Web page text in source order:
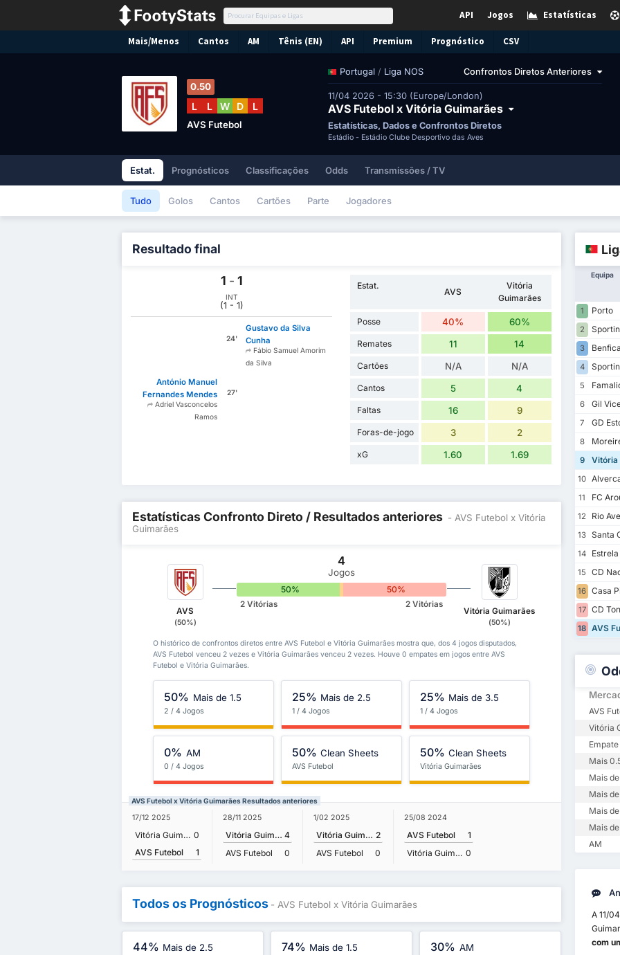
Estatísticas
Jogos
API
Mais/Menos Cantos AM Tênis (EN) API Premium Prognóstico CSV
Portugal / Liga NOS Confrontos Diretos Anteriores
11/04 2026 - 15:30 (Europe/London)
AVS Futebol x Vitória Guimarães
Estatísticas, Dados e Confrontos Diretos
Estádio - Estádio Clube Desportivo das Aves
0.50
L L W D L
AVS Futebol
Estat. Prognósticos Classificações Odds Transmissões / TV
Tudo Golos Cantos Cartões Parte Jogadores
Resultado final
1 - 1
INT
(1 - 1)
24'
Gustavo da Silva
Cunha
Fábio Samuel Amorim
da Silva
António Manuel
Fernandes Mendes
Adriel Vasconcelos
Ramos
27'
Estat.
AVS
Vitória
Guimarães
Posse 40% 60%
Remates 11 14
Cartões N/A N/A
Cantos 5 4
Faltas 16 9
Foras-de-jogo 3 2
xG 1.60 1.69
Estatísticas Confronto Direto / Resultados anteriores - AVS Futebol x Vitória
Guimarães
AVS
(50%)
4
Jogos
50% 50%
2 Vitórias 2 Vitórias
Vitória Guimarães
(50%)
O histórico de confrontos diretos entre AVS Futebol e Vitória Guimarães mostra que, dos 4 jogos disputados,
AVS Futebol venceu 2 vezes e Vitória Guimarães venceu 2 vezes. Houve 0 empates em jogos entre AVS
Futebol e Vitória Guimarães.
50% Mais de 1.5
2 / 4 Jogos
25% Mais de 2.5
1 / 4 Jogos
25% Mais de 3.5
1 / 4 Jogos
0% AM
0 / 4 Jogos
50% Clean Sheets
AVS Futebol
50% Clean Sheets
Vitória Guimarães
AVS Futebol x Vitória Guimarães Resultados anteriores
17/12 2025
Vitória Guimarães 0
AVS Futebol
1
28/11 2025
Vitória Guimarães 4
AVS Futebol
0
1/02 2025
Vitória Guimarães 2
AVS Futebol
0
25/08 2024
AVS Futebol
1
Vitória Guimarães 0
Todos os Prognósticos - AVS Futebol x Vitória Guimarães
44% Mais de 2.5 74% Mais de 1.5 30% AM
Equipa
1 Porto
2
3
Benfica
4
5
6
Gil
7
GD
8
9
Vitória
10
11
FC
12
Rio
13 Santa
14
15
CD
16 Casa
17 CD
18 AVS
AVS
Vitória
Empate
Mais
Mais de
Mais
Mais
Mais
AM
A 11/
com